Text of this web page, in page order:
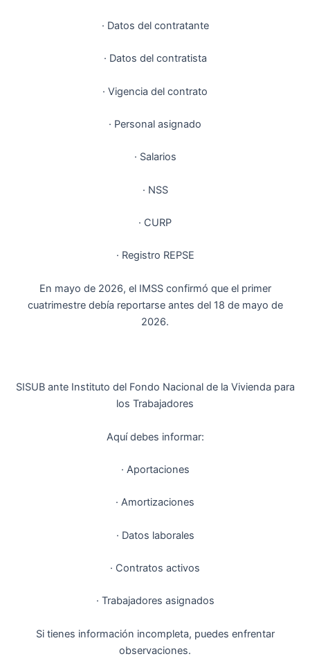
· Datos del contratante
· Datos del contratista
· Vigencia del contrato
· Personal asignado
· Salarios
· NSS
· CURP
· Registro REPSE
En mayo de 2026, el IMSS confirmó que el primer
cuatrimestre debía reportarse antes del 18 de mayo de
2026.
SISUB ante Instituto del Fondo Nacional de la Vivienda para
los Trabajadores
Aquí debes informar:
· Aportaciones
· Amortizaciones
· Datos laborales
· Contratos activos
· Trabajadores asignados
Si tienes información incompleta, puedes enfrentar
observaciones.